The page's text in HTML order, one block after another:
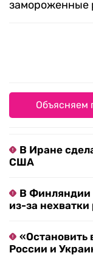
замороженные
Объясняем
В Иране
США
В Финляндии
из-за
«Остановить
России и